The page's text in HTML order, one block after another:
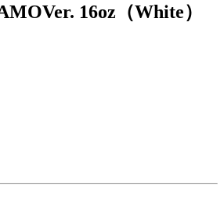
16oz（White）